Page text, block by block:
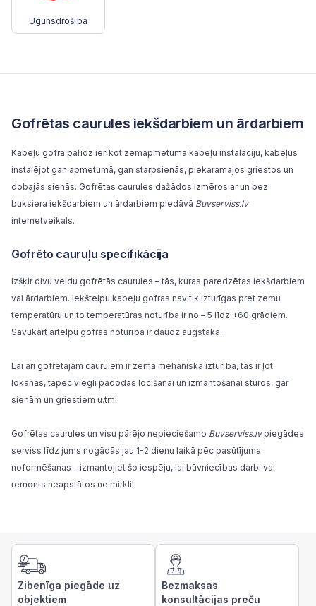
Ugunsdrošība
Gofrētas caurules iekšdarbiem un ārdarbiem
Kabeļu gofra palīdz ierīkot zemapmetuma kabeļu instalāciju, kabeļus
instalējot gan apmetumā, gan starpsienās, piekaramajos griestos un
dobajās sienās. Gofrētas caurules dažādos izmēros ar un bez
buksiera iekšdarbiem un ārdarbiem piedāvā Buvserviss.lv
internetveikals.
Gofrēto cauruļu specifikācija
Izšķir divu veidu gofrētās caurules – tās, kuras paredzētas iekšdarbiem
vai ārdarbiem. Iekštelpu kabeļu gofras nav tik izturīgas pret zemu
temperatūru un to temperatūras noturība ir no – 5 līdz +60 grādiem.
Savukārt ārtelpu gofras noturība ir daudz augstāka.
Lai arī gofrētajām caurulēm ir zema mehāniskā izturība, tās ir ļot
lokanas, tāpēc viegli padodas locīšanai un izmantošanai stūros, gar
sienām un griestiem u.tml.
Gofrētas caurules un visu pārējo nepieciešamo Buvserviss.lvpiegādes
serviss līdz jums nogādās jau 1-2 dienu laikā pēc pasūtījuma
noformēšanas – izmantojiet šo iespēju, lai būvniecības darbi vai
remonts neapstātos ne mirkli!
Zibenīga piegāde uz
objektiem
Bezmaksas
konsultācijas preču